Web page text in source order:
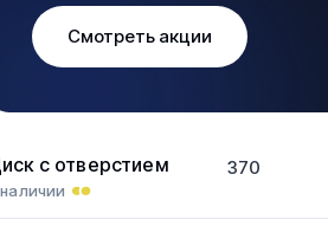
Смотреть акции
с отверстием 370